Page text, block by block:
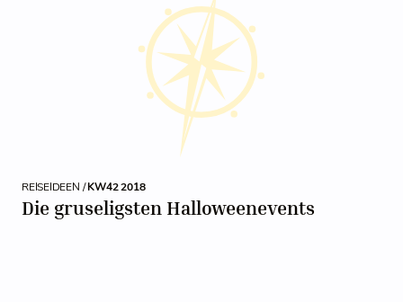
REISEIDEEN /KW42 2018
Die gruseligsten Halloweenevents